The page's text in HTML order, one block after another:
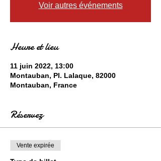
Voir autres événements
Heure et lieu
11 juin 2022, 13:00
Montauban, Pl. Lalaque, 82000
Montauban, France
Réservez
Vente expirée